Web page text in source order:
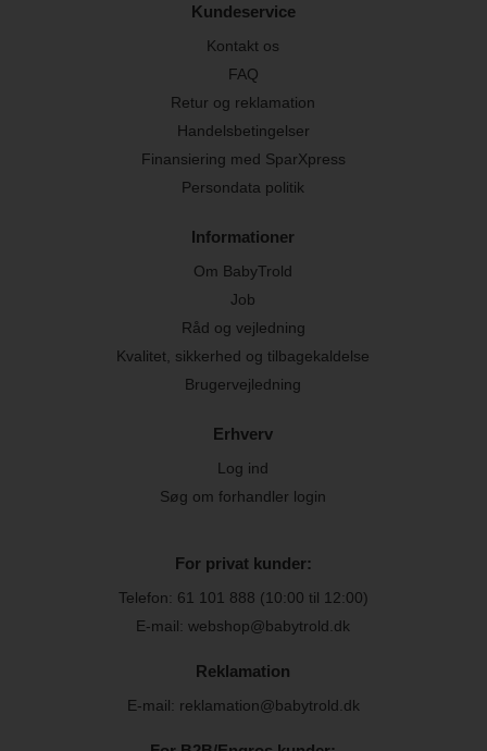
Kundeservice
Kontakt os
FAQ
Retur og reklamation
Handelsbetingelser
Finansiering med SparXpress
Persondata politik
Informationer
Om BabyTrold
Job
Råd og vejledning
Kvalitet, sikkerhed og tilbagekaldelse
Brugervejledning
Erhverv
Log ind
Søg om forhandler login
For privat kunder:
Telefon: 61 101 888 (10:00 til 12:00)
E-mail: webshop@babytrold.dk
Reklamation
E-mail: reklamation@babytrold.dk